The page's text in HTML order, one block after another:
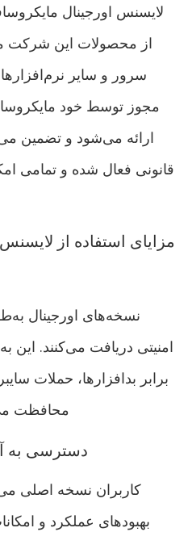
لایسنس اورجینال
از محصولات این شرکت
سرور و سایر
مجوز توسط خود
ارائه می‌شود و تضمین
قانونی فعال شده و تمامی
مزایای استفاده از
نسخه‌های اورجینال
امنیتی دریافت می‌کنند. این
برابر بدافزارها، حملات
محافظت
2. دسترسی
کاربران نسخه اصلی
بهبودهای عملکرد و